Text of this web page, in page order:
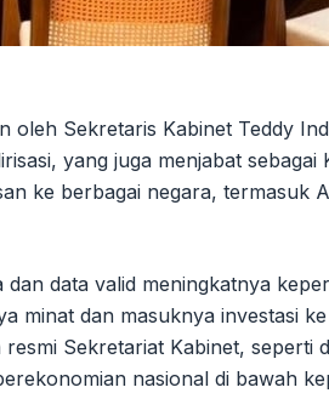
oleh Sekretaris Kabinet Teddy
yang juga menjabat
ke berbagai negara, termasuk
data valid meningkatnya
minat dan masuknya investasi
Sekretariat Kabinet, seperti
nasional di bawah